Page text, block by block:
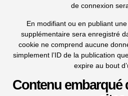
de connexion
En modifiant ou en publiant
supplémentaire sera enregistré
cookie ne comprend aucune
simplement l’ID de la publication
expire au bout
Contenu embarqué